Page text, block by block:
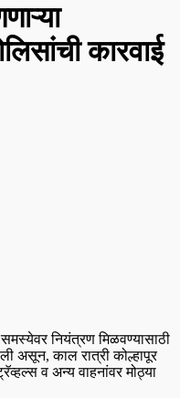
कारवाई
नियंत्रण मिळवण्यासाठी
असून, काल रात्री कोल्हापूर
व अन्य वाहनांवर मोठ्या